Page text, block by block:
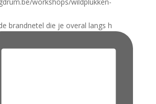
brandnetel die je overal langs h